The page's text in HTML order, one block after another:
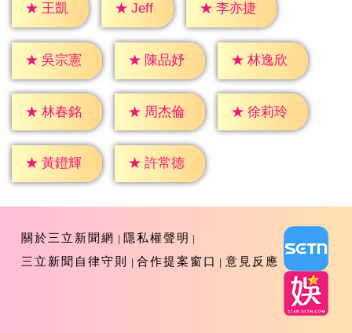
★ 王凱 ★ Jeff ★ 李亦捷
★ 吳宗憲 ★ 陳品妤 ★ 林逸欣
★ 林春銘 ★ 周杰倫 ★ 徐莉玲
★ 黃鐙輝 ★ 許常德
關於三立新聞網
隱私權聲明
三立新聞自律守則
合作提案窗口 意見反應